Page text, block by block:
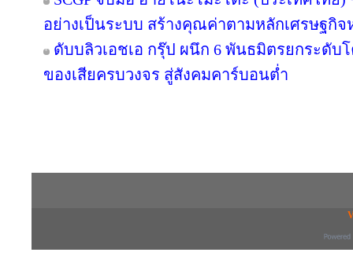
อย่างเป็นระบบ สร้างคุณค่าตามหลักเศรษฐกิจ
ดับบลิวเอชเอ กรุ๊ป ผนึก 6 พันธมิตรยกระดับโ
ของเสียครบวงจร สู่สังคมคาร์บอนต่ำ